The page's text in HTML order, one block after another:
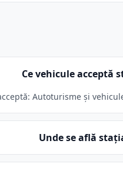
Ce vehicule acceptă
Autoturisme și
Unde se află